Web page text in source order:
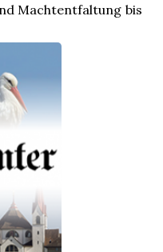
Machtentfaltung bis